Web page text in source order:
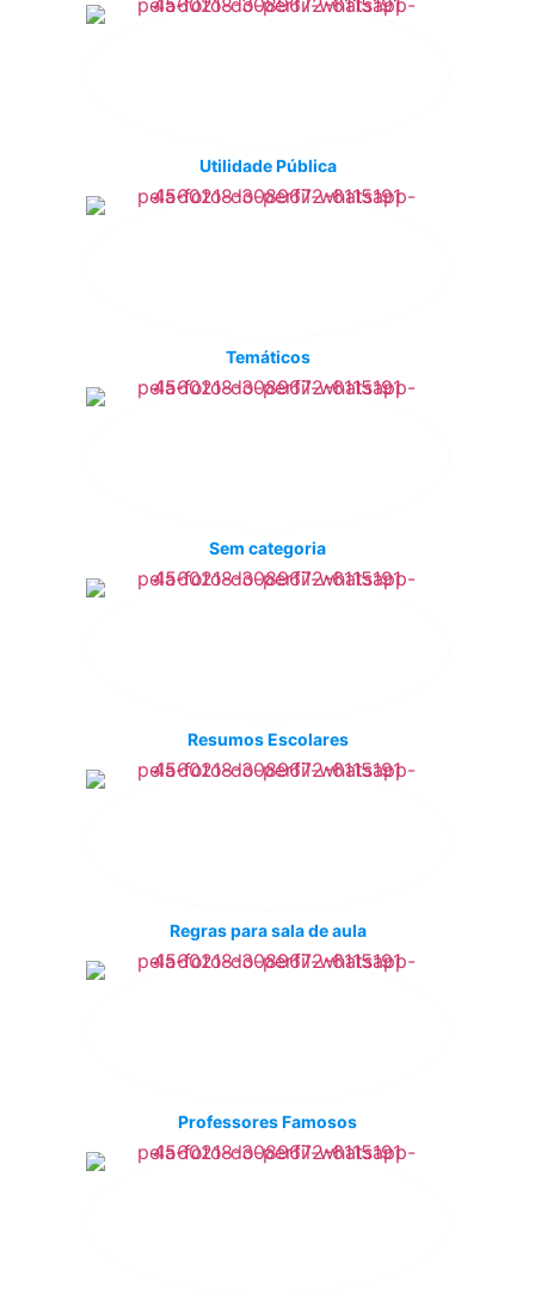
Utilidade Pública
Temáticos
Sem categoria
Resumos Escolares
Regras para sala de aula
Professores Famosos